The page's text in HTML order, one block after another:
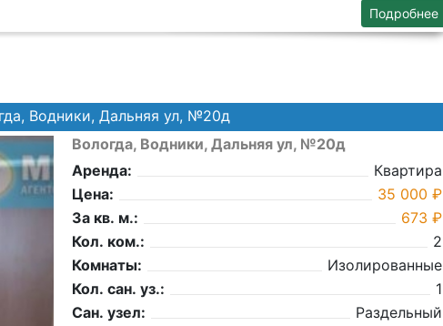
Подробнее
Водники, Дальняя ул, №20д
Вологда, Водники, Дальняя ул, №20д
Аренда:
Квартира
Цена:
35 000 ₽
За кв. м.:
673 ₽
Кол. ком.:
2
Комнаты:
Изолированные
Кол. сан. уз.:
1
Сан. узел:
Раздельный